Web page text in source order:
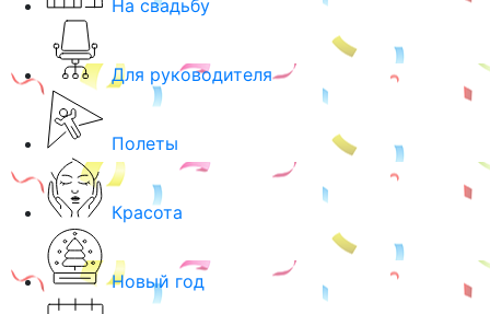
На свадьбу
Для руководителя
Полеты
Красота
Новый год